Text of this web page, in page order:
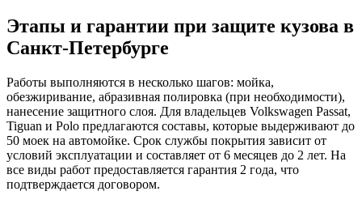
Этапы и гарантии при защите кузова в
Санкт-Петербурге
Работы выполняются в несколько шагов: мойка,
обезжиривание, абразивная полировка (при необходимости),
нанесение защитного слоя. Для владельцев Volkswagen Passat,
Tiguan и Polo предлагаются составы, которые выдерживают до
50 моек на автомойке. Срок службы покрытия зависит от
условий эксплуатации и составляет от 6 месяцев до 2 лет. На
все виды работ предоставляется гарантия 2 года, что
подтверждается договором.